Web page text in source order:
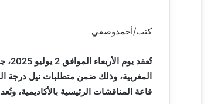
ي
ا
كتب/أحمدوصفي
المغربية، وذلك ضمن متطلبات نيل درجة
قاعة المناقشات الرئيسية بالأكاديمية،